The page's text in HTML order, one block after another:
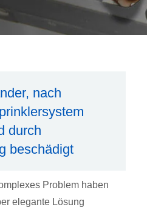
nach
durch
beschädigt
Problem haben
elegante Lösung